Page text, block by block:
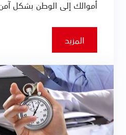
أموالك إلى الوطن بشكل
المزيد